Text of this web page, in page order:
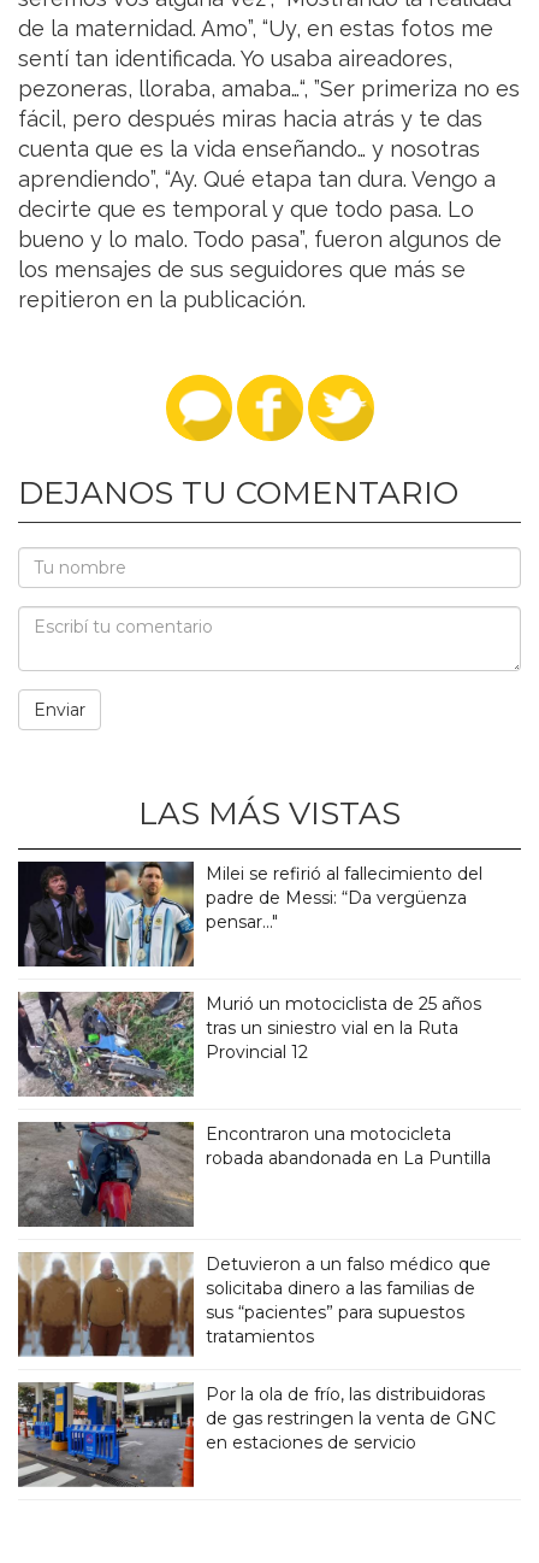
de la maternidad. Amo”, “Uy, en estas fotos me
sentí tan identificada. Yo usaba aireadores,
pezoneras, lloraba, amaba…“, ”Ser primeriza no es
fácil, pero después miras hacia atrás y te das
cuenta que es la vida enseñando… y nosotras
aprendiendo”, “Ay. Qué etapa tan dura. Vengo a
decirte que es temporal y que todo pasa. Lo
bueno y lo malo. Todo pasa”, fueron algunos de
los mensajes de sus seguidores que más se
repitieron en la publicación.
DEJANOS TU COMENTARIO
LAS MÁS VISTAS
Milei se refirió al fallecimiento del
padre de Messi: “Da vergüenza
pensar..."
Murió un motociclista de 25 años
tras un siniestro vial en la Ruta
Provincial 12
Encontraron una motocicleta
robada abandonada en La Puntilla
Detuvieron a un falso médico que
solicitaba dinero a las familias de
sus “pacientes” para supuestos
tratamientos
Por la ola de frío, las distribuidoras
de gas restringen la venta de GNC
en estaciones de servicio